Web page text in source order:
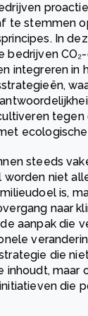
te stemmen
In
bedrijven
integreren in
tegen
steeds
worden niet
is,
naar
aanpak die
die
inhoudt, maar
die